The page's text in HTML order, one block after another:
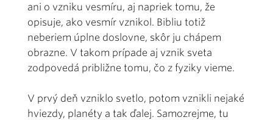
ani o vzniku vesmíru, aj napriek tomu, že
opisuje, ako vesmír vznikol. Bibliu totiž
neberiem úplne doslovne, skôr ju chápem
obrazne. V takom prípade aj vznik sveta
zodpovedá približne tomu, čo z fyziky vieme.
V prvý deň vzniklo svetlo, potom vznikli nejaké
hviezdy, planéty a tak ďalej. Samozrejme, tu